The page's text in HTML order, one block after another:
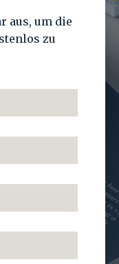
aus, um die
zu